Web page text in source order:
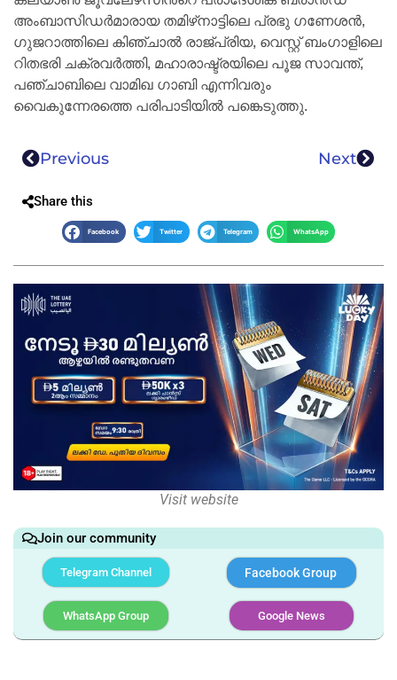
അംബാസിഡർമാരായ തമിഴ്‌നാട്ടിലെ പ്രഭു ഗണേശൻ,
ഗുജറാത്തിലെ കിഞ്ചാൽ രാജ്പ്രിയ, വെസ്റ്റ് ബംഗാളിലെ
റിതഭരി ചക്രവർത്തി, മഹാരാഷ്ട്രയിലെ പൂജ സാവന്ത്,
പഞ്ചാബിലെ വാമിഖ ഗാബി എന്നിവരും
വൈകുന്നേരത്തെ പരിപാടിയിൽ പങ്കെടുത്തു.
Previous Next
Share this
Facebook Twitter Telegram WhatsApp
Visit website
Join our community
Telegram Channel Facebook Group
WhatsApp Group Google News